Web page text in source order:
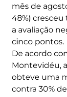
mês de
48%)
a avaliação
cinco pontos.
De acordo
Montevidéu,
obteve uma
contra 30%